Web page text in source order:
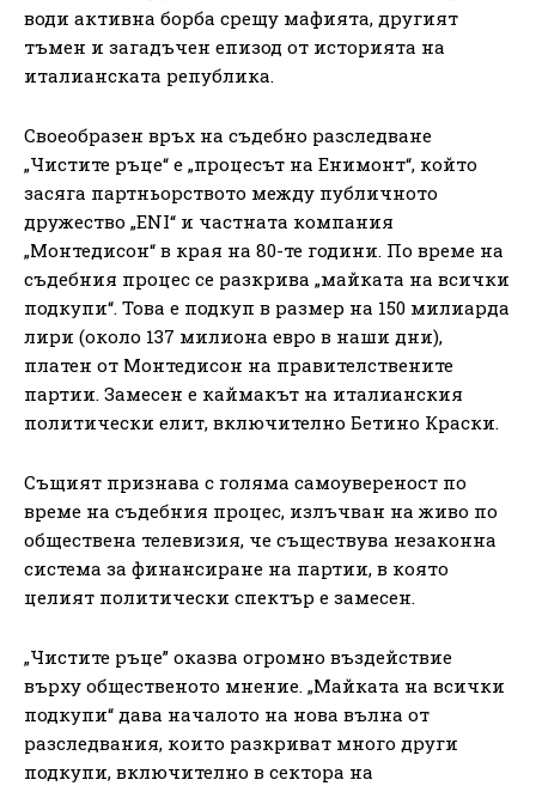
води активна борба срещу мафията, другият
тъмен и загадъчен епизод от историята на
италианската република.
Своеобразен връх на съдебно разследване
„Чистите ръце“ е „процесът на Енимонт“, който
засяга партньорството между публичното
дружество „ENI“ и частната компания
„Монтедисон“ в края на 80-те години. По време на
съдебния процес се разкрива „майката на всички
подкупи“. Това е подкуп в размер на 150 милиарда
лири (около 137 милиона евро в наши дни),
платен от Монтедисон на правителствените
партии. Замесен е каймакът на италианския
политически елит, включително Бетино Краски.
Същият признава с голяма самоувереност по
време на съдебния процес, излъчван на живо по
обществена телевизия, че съществува незаконна
система за финансиране на партии, в която
целият политически спектър е замесен.
„Чистите ръце” оказва огромно въздействие
върху общественото мнение. „Майката на всички
подкупи“ дава началото на нова вълна от
разследвания, които разкриват много други
подкупи, включително в сектора на